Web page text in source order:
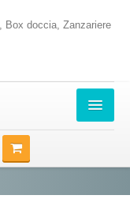
Box doccia, Zanzariere